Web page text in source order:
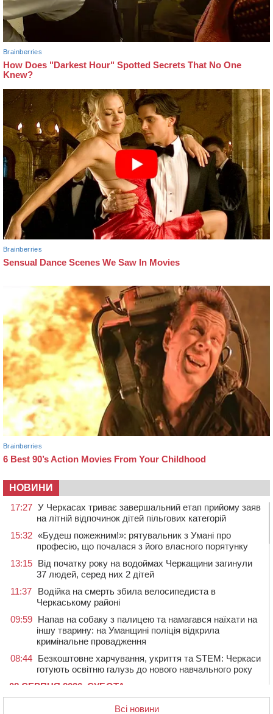
НОВИНИ
17:27 У Черкасах триває завершальний етап прийому заяв
на літній відпочинок дітей пільгових категорій
15:32 «Будеш пожежним!»: рятувальник з Умані про
професію, що почалася з його власного порятунку
13:15 Від початку року на водоймах Черкащини загинули
37 людей, серед них 2 дітей
11:37
Водійка на смерть збила велосипедиста в
Черкаському районі
09:59 Напав на собаку з палицею та намагався наїхати на
іншу тварину: на Уманщині поліція відкрила
кримінальне провадження
08:44 Безкоштовне харчування, укриття та STEM: Черкаси
готують освітню галузь до нового навчального року
08 СЕРПНЯ 2026, СУБОТА
Черкаські вершники здобули нагороди української
Всі новини